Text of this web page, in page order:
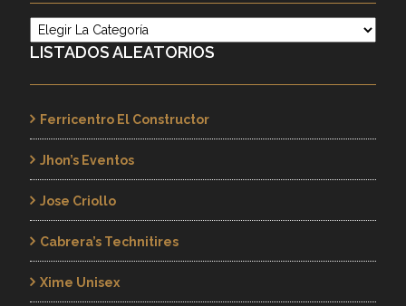
Categorías
LISTADOS ALEATORIOS
Ferricentro El Constructor
Jhon’s Eventos
Jose Criollo
Cabrera’s Technitires
Xime Unisex